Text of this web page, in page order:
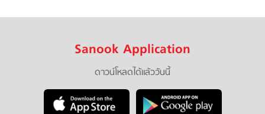
Sanook Application
ดาวน์โหลดได้แล้ววันนี้